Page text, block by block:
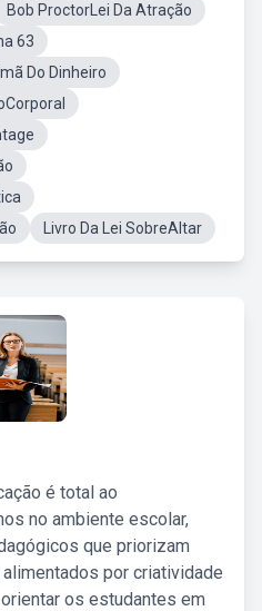
Bob ProctorLei Da Atração
63
Do Dinheiro
Livro Da Lei SobreAltar
é total ao
no ambiente escolar,
que priorizam
por criatividade
os estudantes em